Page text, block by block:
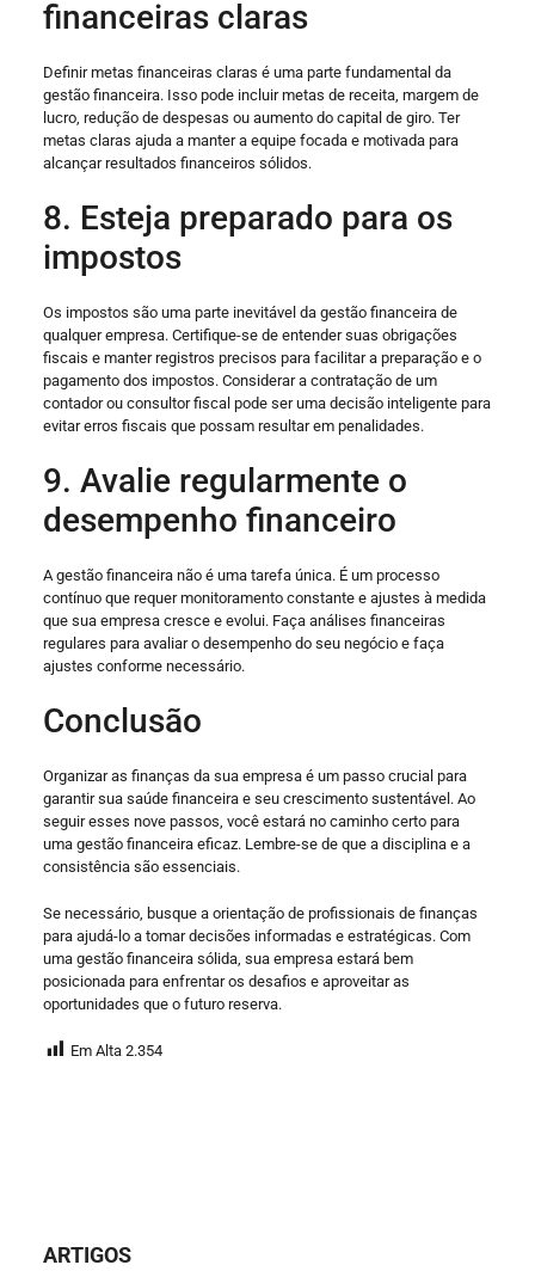
financeiras claras
Definir metas financeiras claras é uma parte fundamental da
gestão financeira. Isso pode incluir metas de receita, margem de
lucro, redução de despesas ou aumento do capital de giro. Ter
metas claras ajuda a manter a equipe focada e motivada para
alcançar resultados financeiros sólidos.
8. Esteja preparado para os
impostos
Os impostos são uma parte inevitável da gestão financeira de
qualquer empresa. Certifique-se de entender suas obrigações
fiscais e manter registros precisos para facilitar a preparação e o
pagamento dos impostos. Considerar a contratação de um
contador ou consultor fiscal pode ser uma decisão inteligente para
evitar erros fiscais que possam resultar em penalidades.
9. Avalie regularmente o
desempenho financeiro
A gestão financeira não é uma tarefa única. É um processo
contínuo que requer monitoramento constante e ajustes à medida
que sua empresa cresce e evolui. Faça análises financeiras
regulares para avaliar o desempenho do seu negócio e faça
ajustes conforme necessário.
Conclusão
Organizar as finanças da sua empresa é um passo crucial para
garantir sua saúde financeira e seu crescimento sustentável. Ao
seguir esses nove passos, você estará no caminho certo para
uma gestão financeira eficaz. Lembre-se de que a disciplina e a
consistência são essenciais.
Se necessário, busque a orientação de profissionais de finanças
para ajudá-lo a tomar decisões informadas e estratégicas. Com
uma gestão financeira sólida, sua empresa estará bem
posicionada para enfrentar os desafios e aproveitar as
oportunidades que o futuro reserva.
Em Alta 2.354
ARTIGOS